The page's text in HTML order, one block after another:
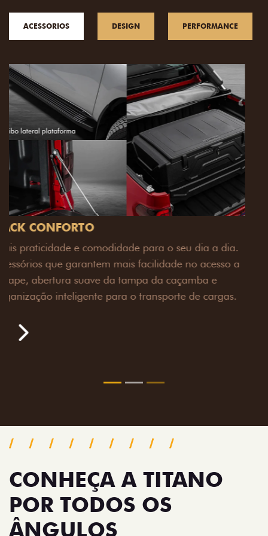
ACESSORIOS DESIGN PERFORMANCE
PACK OFF-ROAD
Prepare sua picape para qualquer desafio. O Pack
off-road combina engate de reboque para até 3,5
toneladas, alargadores de para-lamas e overbumper,
oferecendo mais capacidade de reboque, proteção
imponente para enfrentar qualquer terreno com
confiança.
Pack tecnologia
CONHEÇA A TITANO
POR TODOS OS
ÂNGULOS